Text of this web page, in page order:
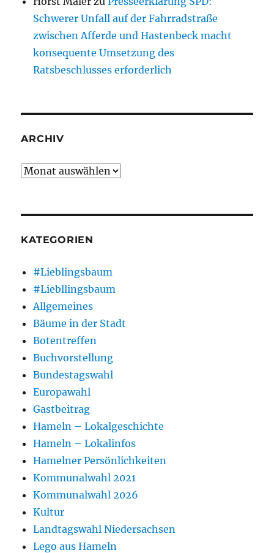
Schwerer Unfall auf der Fahrradstraße
zwischen Afferde und Hastenbeck macht
konsequente Umsetzung des
Ratsbeschlusses erforderlich
ARCHIV
Archiv
KATEGORIEN
#Lieblingsbaum
#Liebllingsbaum
Allgemeines
Bäume in der Stadt
Botentreffen
Buchvorstellung
Bundestagswahl
Europawahl
Gastbeitrag
Hameln – Lokalgeschichte
Hameln – Lokalinfos
Hamelner Persönlichkeiten
Kommunalwahl 2021
Kommunalwahl 2026
Kultur
Landtagswahl Niedersachsen
Lego aus Hameln